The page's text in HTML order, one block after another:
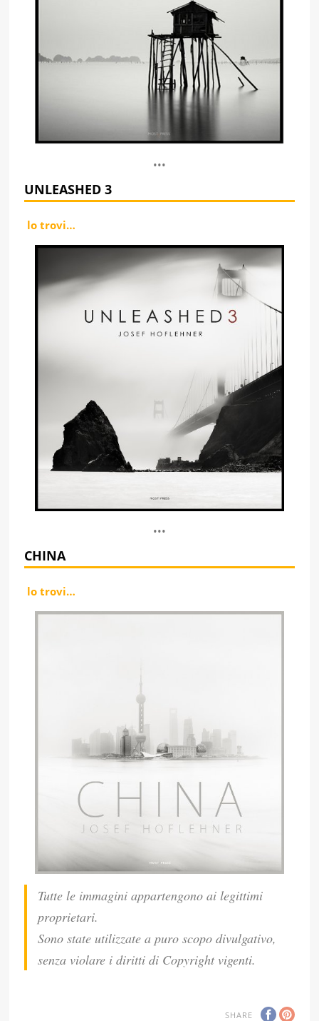
•••
UNLEASHED 3
lo trovi…
•••
CHINA
lo trovi…
Tutte le immagini appartengono ai legittimi
proprietari.
Sono state utilizzate a puro scopo divulgativo,
senza violare i diritti di Copyright vigenti.
SHARE